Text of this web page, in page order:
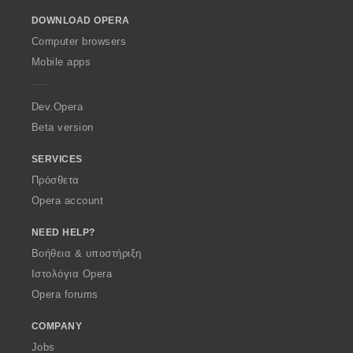
w
O
p
a
DOWNLOAD OPERA
Computer browsers
Mobile apps
Dev.Opera
Beta version
SERVICES
Πρόσθετα
Opera account
NEED HELP?
Βοήθεια & υποστήριξη
Ιστολόγια Opera
Opera forums
COMPANY
Jobs